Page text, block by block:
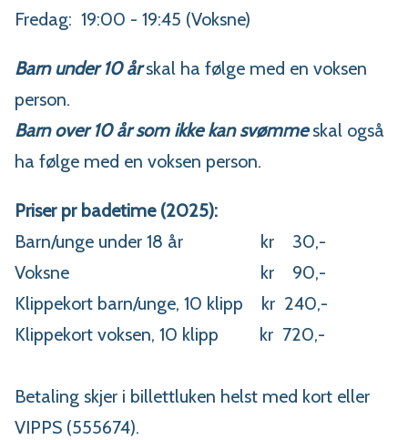
Fredag: 19:00 - 19:45 (Voksne)
Barn under 10 årskal ha følge med en voksen
person.
Barn over 10 år som ikke kan svømmeskal også
ha følge med en voksen person.
Priser pr badetime (2025):
Barn/unge under 18 år kr 30,-
Voksne kr 90,-
Klippekort barn/unge, 10 klipp kr 240,-
Klippekort voksen, 10 klipp kr 720,-
Betaling skjer i billettluken helst med kort eller
VIPPS (555674).